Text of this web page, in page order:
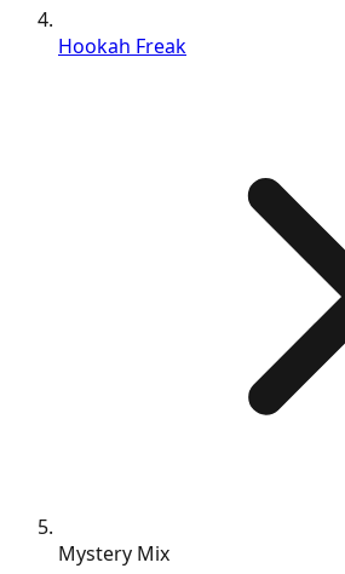
Hookah Freak
Mystery Mix